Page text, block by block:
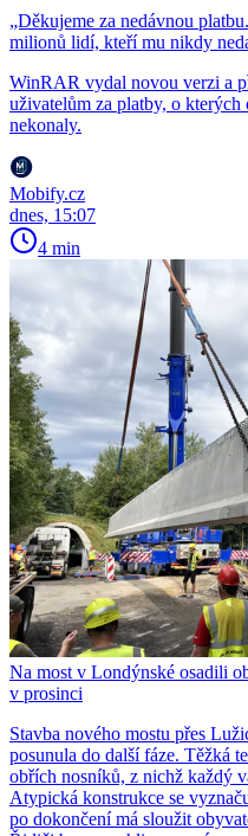
„Děkujeme za nedávnou
milionů lidí, kteří mu nikdy
WinRAR vydal novou verzi a
uživatelům za platby, o kterých
nekonaly.
Mobify.cz
dnes, 15:07
4 min
Na most v Londýnské osadili
v prosinci
Stavba nového mostu přes
posunula do další fáze. Těžká
obřích nosníků, z nichž každý
Atypická konstrukce se
po dokončení má sloužit